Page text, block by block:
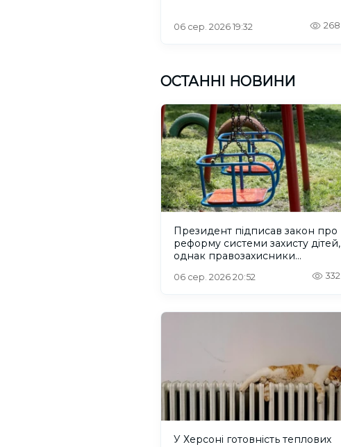
06 сер. 2026 19:32 268
ОСТАННІ НОВИНИ
Президент підписав закон про
реформу системи захисту дітей,
однак правозахисники
06 сер. 2026 20:52 332
У Херсоні готовність теплових